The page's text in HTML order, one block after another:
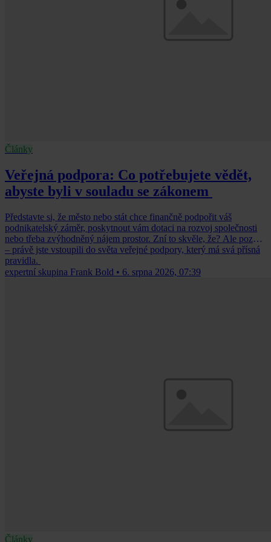
Články
Veřejná podpora: Co potřebujete vědět,
abyste byli v souladu se zákonem
Představte si, že město nebo stát chce finančně podpořit váš
podnikatelský záměr, poskytnout vám dotaci na rozvoj společnosti
nebo třeba zvýhodněný nájem prostor. Zní to skvěle, že? Ale pozor
– právě jste vstoupili do světa veřejné podpory, který má svá přísná
pravidla.
expertní skupina Frank Bold • 6. srpna 2026, 07:39
Články